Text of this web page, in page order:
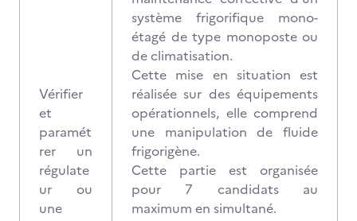
Vérifier
et
paramét
rer un
régulate
ur ou
une
système frigorifique mono-
étagé de type monoposte ou
de climatisation.
Cette mise en situation est
réalisée sur des équipements
opérationnels, elle comprend
une manipulation de fluide
frigorigène.
Cette partie est organisée
pour 7 candidats au
maximum en simultané.